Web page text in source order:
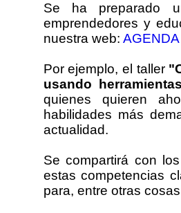
Se ha preparado
emprendedores y
nuestra web: AGENDA
Por ejemplo, el taller
usando
quienes quieren
habilidades más
actualidad.
Se compartirá con
estas competencias
para, entre otras